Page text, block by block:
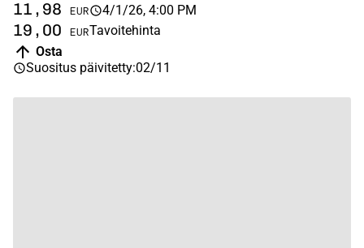
11,98 EUR 4/1/26, 4:00 PM
19,00 EURTavoitehinta
Osta
Suositus päivitetty:02/11